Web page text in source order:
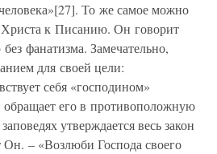
То же самое можно
Христа к Писанию. Он говорит
фанатизма. Замечательно,
для своей цели:
себя «господином»
обращает его в противоположную
утверждается весь закон
– «Возлюби Господа своего